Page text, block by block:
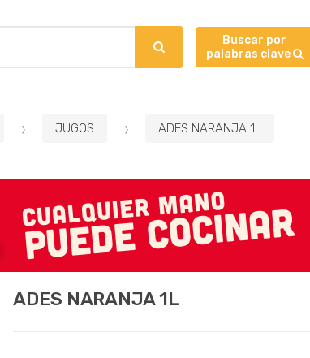
Buscar por
palabras clave
JUGOS ADES NARANJA 1L
ADES NARANJA 1L